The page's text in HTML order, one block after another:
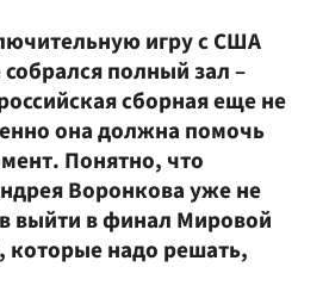
игру с США
полный зал –
сборная еще не
она должна помочь
Понятно, что
Воронкова уже не
выйти в финал Мировой
которые надо решать,